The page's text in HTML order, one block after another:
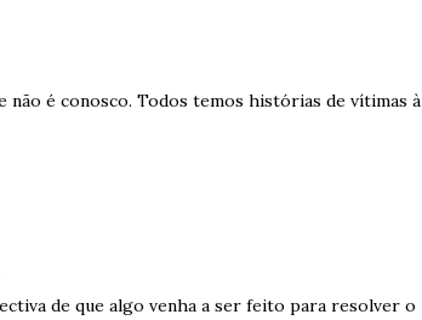
não é conosco. Todos temos histórias de vítimas à
de que algo venha a ser feito para resolver o